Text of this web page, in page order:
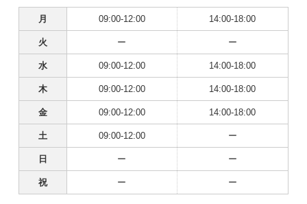
月 09:00-12:00 14:00-18:00
火 ー ー
水 09:00-12:00 14:00-18:00
木 09:00-12:00 14:00-18:00
金 09:00-12:00 14:00-18:00
土 09:00-12:00 ー
日 ー ー
祝 ー ー